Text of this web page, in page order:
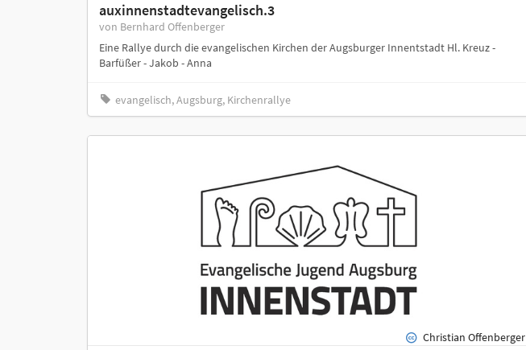
auxinnenstadtevangelisch.3
von Bernhard Offenberger
Eine Rallye durch die evangelischen Kirchen der Augsburger Innentstadt Hl. Kreuz -
Barfüßer - Jakob - Anna
evangelisch, Augsburg, Kirchenrallye
Christian Offenberger